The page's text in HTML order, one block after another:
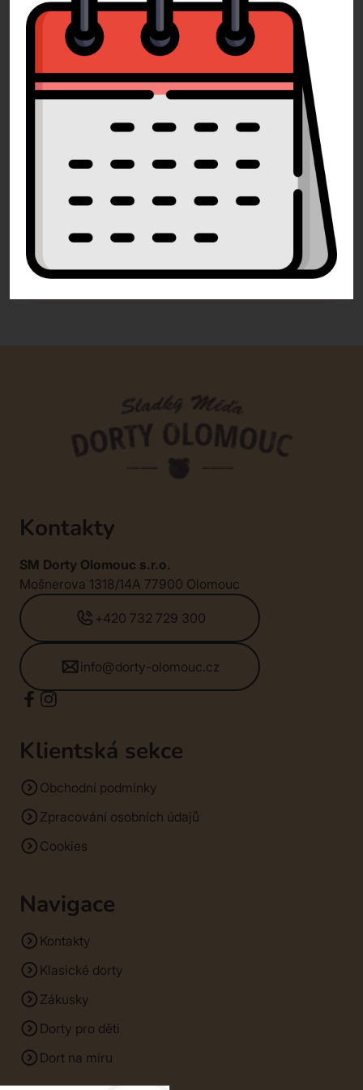
Nevíte si rady?
Pomůžeme Vám
+420 732 729 300
Pište
0 recenzí
Kontakty
SM Dorty Olomouc s.r.o.
Mošnerova 1318/14A 77900 Olomouc
+420 732 729 300
info@dorty-olomouc.cz
Klientská sekce
Obchodní podmínky
Zpracování osobních údajů
Cookies
Navigace
Kontakty
Klasické dorty
Zákusky
Dorty pro děti
Dort na míru